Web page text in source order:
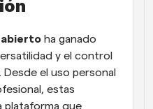
abierto ha ganado
y el control
el uso personal
estas
plataforma que